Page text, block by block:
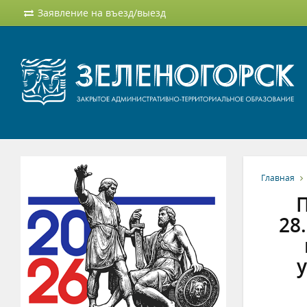
Заявление на въезд/выезд
Главная